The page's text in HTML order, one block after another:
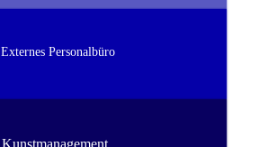
Externes Personalbüro
Kunstmanagement